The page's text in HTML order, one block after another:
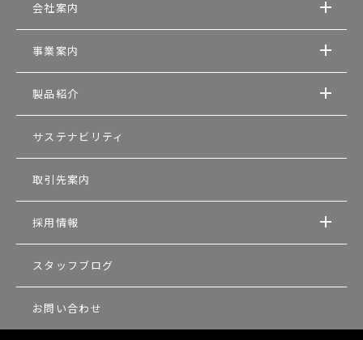
会社案内
事業案内
製品紹介
サステナビリティ
取引先案内
採用情報
スタッフブログ
お問い合わせ